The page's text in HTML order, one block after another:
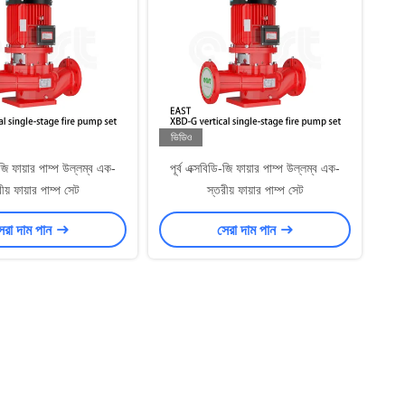
জি ফায়ার পাম্প উল্লম্ব এক-
ফায়ার পাম্প সেট
দাম পান
ভিডিও
পূর্ব এক্সবিডি-জি ফায়ার পাম্প উল্লম্ব এক-
স্তরীয় ফায়ার পাম্প সেট
সেরা দাম পান